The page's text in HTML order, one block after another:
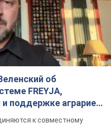
об
FREYJA,
поддержке аграриев.
к совместному